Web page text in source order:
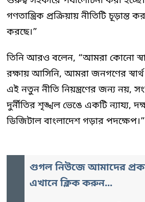
গণতান্ত্রিক প্রক্রিয়ায় নীতিটি
করছে।”
তিনি আরও বলেন, “আমরা কোনো
রক্ষায় আসিনি, আমরা জনগণের
এই নতুন নীতি নিয়ন্ত্রণের জন্য নয়,
দুর্নীতির শৃঙ্খল ভেঙে একটি ন্যায্য,
ডিজিটাল বাংলাদেশ গড়ার পদক্ষেপ।”
গুগল নিউজে আমাদের
এখানে ক্লিক করুন...